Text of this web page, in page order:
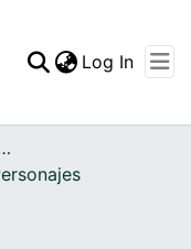
Statistics
Log In
y Fílmico del Valle del Cauca